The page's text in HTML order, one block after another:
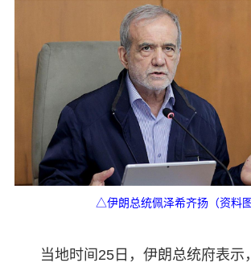
△伊朗总统佩泽希齐扬（资料图
当地时间25日，伊朗总统府表示